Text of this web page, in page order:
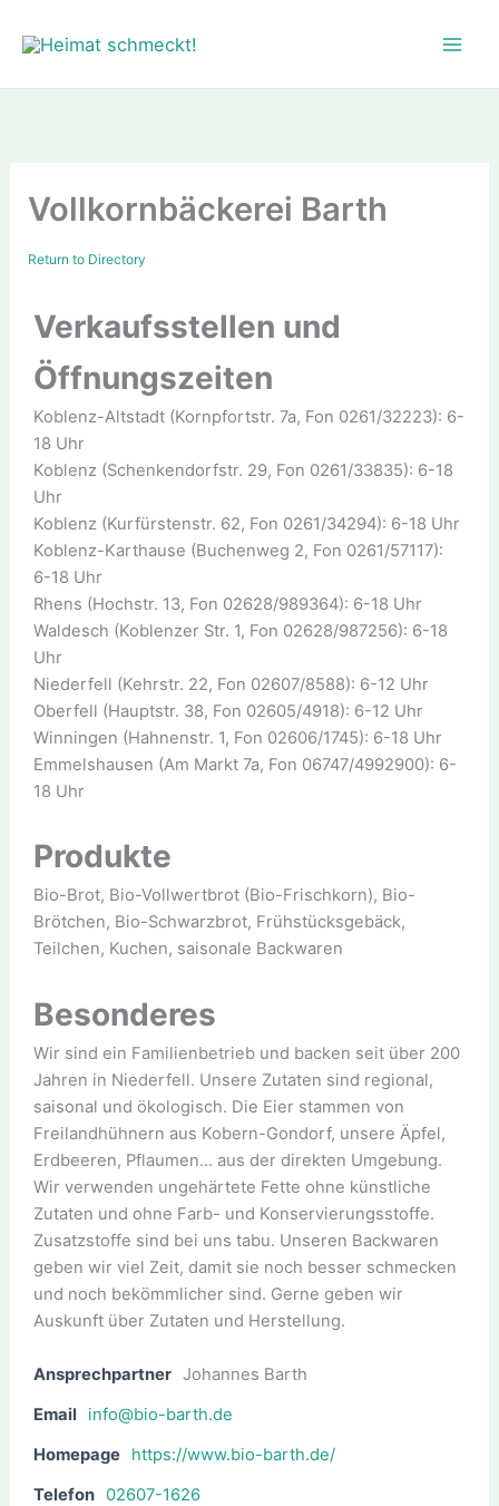
Inhalt
Vollkornbäckerei Barth
Return to Directory
Verkaufsstellen und
Öffnungszeiten
Koblenz-Altstadt (Kornpfortstr. 7a, Fon 0261/32223): 6-
18 Uhr
Koblenz (Schenkendorfstr. 29, Fon 0261/33835): 6-18
Uhr
Koblenz (Kurfürstenstr. 62, Fon 0261/34294): 6-18 Uhr
Koblenz-Karthause (Buchenweg 2, Fon 0261/57117):
6-18 Uhr
Rhens (Hochstr. 13, Fon 02628/989364): 6-18 Uhr
Waldesch (Koblenzer Str. 1, Fon 02628/987256): 6-18
Uhr
Niederfell (Kehrstr. 22, Fon 02607/8588): 6-12 Uhr
Oberfell (Hauptstr. 38, Fon 02605/4918): 6-12 Uhr
Winningen (Hahnenstr. 1, Fon 02606/1745): 6-18 Uhr
Emmelshausen (Am Markt 7a, Fon 06747/4992900): 6-
18 Uhr
Produkte
Bio-Brot, Bio-Vollwertbrot (Bio-Frischkorn), Bio-
Brötchen, Bio-Schwarzbrot, Frühstücksgebäck,
Teilchen, Kuchen, saisonale Backwaren
Besonderes
Wir sind ein Familienbetrieb und backen seit über 200
Jahren in Niederfell. Unsere Zutaten sind regional,
saisonal und ökologisch. Die Eier stammen von
Freilandhühnern aus Kobern-Gondorf, unsere Äpfel,
Erdbeeren, Pflaumen... aus der direkten Umgebung.
Wir verwenden ungehärtete Fette ohne künstliche
Zutaten und ohne Farb- und Konservierungsstoffe.
Zusatzstoffe sind bei uns tabu. Unseren Backwaren
geben wir viel Zeit, damit sie noch besser schmecken
und noch bekömmlicher sind. Gerne geben wir
Auskunft über Zutaten und Herstellung.
Ansprechpartner
Johannes Barth
Email
info@bio-barth.de
Homepage
https://www.bio-barth.de/
Telefon
02607-1626